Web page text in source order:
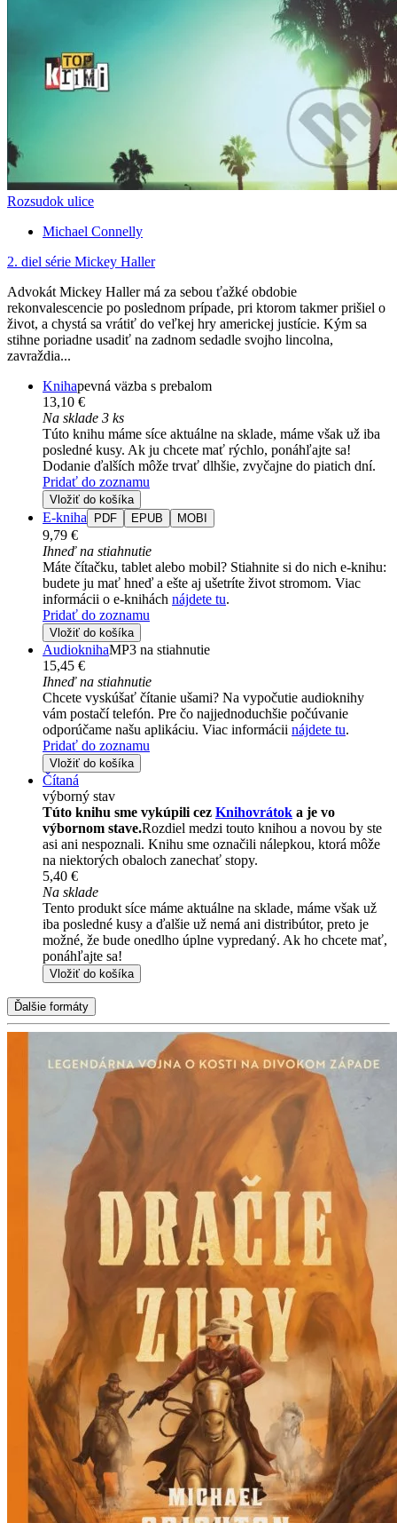
Rozsudok ulice
Michael Connelly
2. diel série Mickey Haller
Advokát Mickey Haller má za sebou ťažké obdobie
rekonvalescencie po poslednom prípade, pri ktorom takmer prišiel o
život, a chystá sa vrátiť do veľkej hry americkej justície. Kým sa
stihne poriadne usadiť na zadnom sedadle svojho lincolna,
zavraždia...
Knihapevná väzba s prebalom
13,10 €
Na sklade 3 ks
Túto knihu máme síce aktuálne na sklade, máme však už iba
posledné kusy. Ak ju chcete mať rýchlo, ponáhľajte sa!
Dodanie ďalších môže trvať dlhšie, zvyčajne do piatich dní.
Pridať do zoznamu
Vložiť do košíka
E-kniha PDF EPUB MOBI
9,79 €
Ihneď na stiahnutie
Máte čítačku, tablet alebo mobil? Stiahnite si do nich e-knihu:
budete ju mať hneď a ešte aj ušetríte život stromom. Viac
informácii o e-knihách nájdete tu.
Pridať do zoznamu
Vložiť do košíka
AudioknihaMP3 na stiahnutie
15,45 €
Ihneď na stiahnutie
Chcete vyskúšať čítanie ušami? Na vypočutie audioknihy
vám postačí telefón. Pre čo najjednoduchšie počúvanie
odporúčame našu aplikáciu. Viac informácii nájdete tu.
Pridať do zoznamu
Vložiť do košíka
Čítaná
výborný stav
Túto knihu sme vykúpili cez Knihovrátok a je vo
výbornom stave.Rozdiel medzi touto knihou a novou by ste
asi ani nespoznali. Knihu sme označili nálepkou, ktorá môže
na niektorých obaloch zanechať stopy.
5,40 €
Na sklade
Tento produkt síce máme aktuálne na sklade, máme však už
iba posledné kusy a ďalšie už nemá ani distribútor, preto je
možné, že bude onedlho úplne vypredaný. Ak ho chcete mať,
ponáhľajte sa!
Vložiť do košíka
Ďalšie formáty